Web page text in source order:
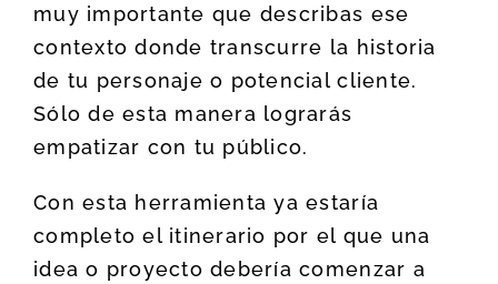
muy importante que describas ese
contexto donde transcurre la historia
de tu personaje o potencial cliente.
Sólo de esta manera lograrás
empatizar con tu público.
Con esta herramienta ya estaría
completo el itinerario por el que una
idea o proyecto debería comenzar a